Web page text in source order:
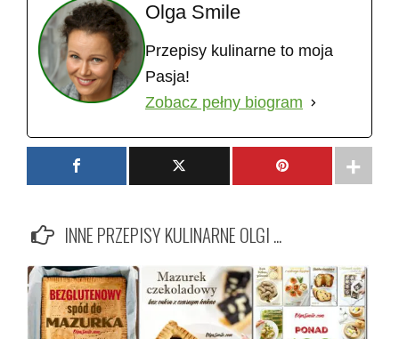
Olga Smile
Przepisy kulinarne to moja
Pasja!
Zobacz pełny biogram
INNE PRZEPISY KULINARNE OLGI ...